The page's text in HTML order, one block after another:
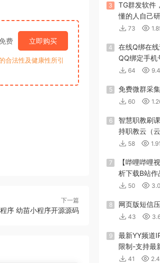
费 立即购买
合法性及健康性所引
下一篇
序 幼苗小程序开源源码
3
TG群发软件
懂的人自己
73
4
在线Q绑在
QQ绑定手机
64
5 免费微群采
60
6
智慧职教刷
持职教云（
58
7
【哔哩哔哩
析下载B站作
50
8 网页版短信
43
9
最新YY频道
限制-支持最
41